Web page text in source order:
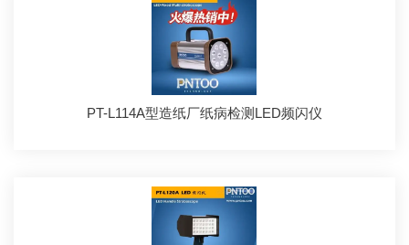
PT-L114A型造纸厂纸病检测LED频闪仪